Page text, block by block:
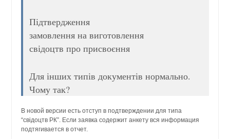
Підтвердження
замовлення на виготовлення
свідоцтв про присвоєння
Для інших типів документів нормально.
Чому так?
В новой версии есть отступ в подтверждении для типа
“свідоцтв РК”. Если заявка содержит анкету вся информация
подтягивается в отчет.